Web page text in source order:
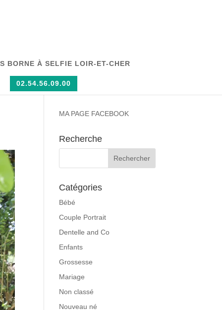
BORNE À SELFIE LOIR-ET-CHER
02.54.56.09.00
MA PAGE FACEBOOK
Recherche
Catégories
Bébé
Couple Portrait
Dentelle and Co
Enfants
Grossesse
Mariage
Non classé
Nouveau né